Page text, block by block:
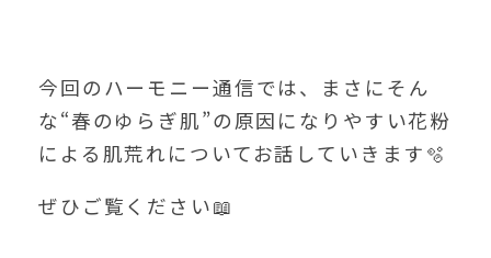
今回のハーモニー通信では、まさにそん
な“春のゆらぎ肌”の原因になりやすい花粉
による肌荒れについてお話していきます🫧
ぜひご覧ください📖